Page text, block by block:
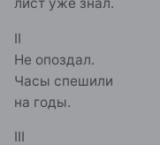
лист уже знал.
II
Не опоздал.
Часы спешили
на годы.
III